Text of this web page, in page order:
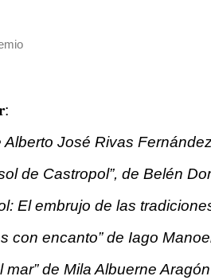
Alberto José Rivas
de Castropol”, de Belén
El embrujo de las
con encanto” de Iago
mar” de Mila Albuerne